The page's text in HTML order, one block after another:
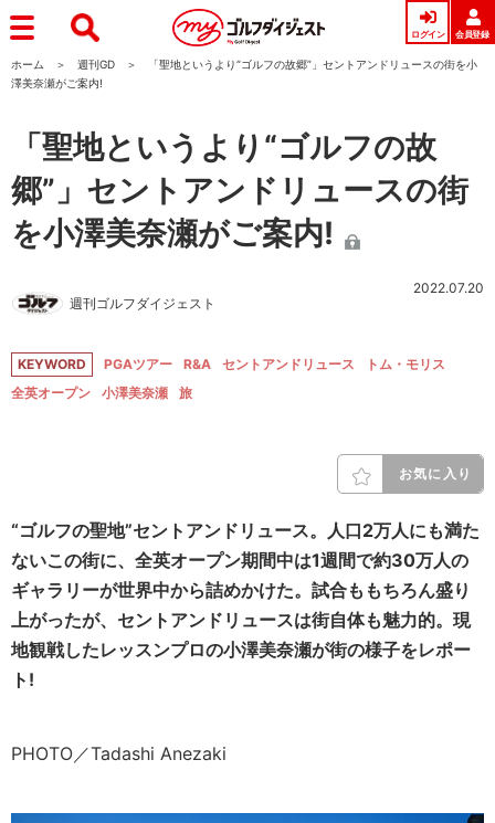
ログイン 会員登録
ホーム 週刊GD
「聖地というより“ゴルフの故郷”」セントアンドリュースの街を小
澤美奈瀬がご案内!
「聖地というより“ゴルフの故
郷”」セントアンドリュースの街
を小澤美奈瀬がご案内!
週刊ゴルフダイジェスト
2022.07.20
KEYWORD PGAツアー R&A セントアンドリュース
トム・モリス
全英オープン
小澤美奈瀬 旅
お気に入り
“ゴルフの聖地”セントアンドリュース。人口2万人にも満た
ないこの街に、全英オープン期間中は1週間で約30万人の
ギャラリーが世界中から詰めかけた。試合ももちろん盛り
上がったが、セントアンドリュースは街自体も魅力的。現
地観戦したレッスンプロの小澤美奈瀬が街の様子をレポー
ト!
PHOTO／Tadashi Anezaki